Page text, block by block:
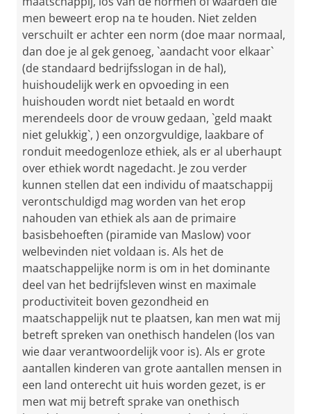
men beweert erop na te houden. Niet zelden
verschuilt er achter een norm (doe maar normaal,
dan doe je al gek genoeg, `aandacht voor elkaar`
(de standaard bedrijfsslogan in de hal),
huishoudelijk werk en opvoeding in een
huishouden wordt niet betaald en wordt
merendeels door de vrouw gedaan, `geld maakt
niet gelukkig`, ) een onzorgvuldige, laakbare of
ronduit meedogenloze ethiek, als er al uberhaupt
over ethiek wordt nagedacht. Je zou verder
kunnen stellen dat een individu of maatschappij
verontschuldigd mag worden van het erop
nahouden van ethiek als aan de primaire
basisbehoeften (piramide van Maslow) voor
welbevinden niet voldaan is. Als het de
maatschappelijke norm is om in het dominante
deel van het bedrijfsleven winst en maximale
productiviteit boven gezondheid en
maatschappelijk nut te plaatsen, kan men wat mij
betreft spreken van onethisch handelen (los van
wie daar verantwoordelijk voor is). Als er grote
aantallen kinderen van grote aantallen mensen in
een land onterecht uit huis worden gezet, is er
men wat mij betreft sprake van onethisch